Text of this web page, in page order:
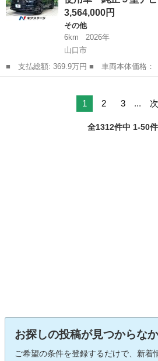
3,564,000円
その他
6km
2026年
山口市
■ 支払総額: 369.9万円 ■ 車両本体価格： 3,564,000 円 ■ メーカ
ー名： ホンダ ■ 車種名： ヴェゼル ■
1 2 3 ...
全1312件中 1-50
お探しの投稿が見つからな
ご希望の条件を登録するだけで、新着